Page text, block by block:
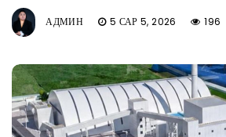
АДМИН 5 САР 5, 2026 196